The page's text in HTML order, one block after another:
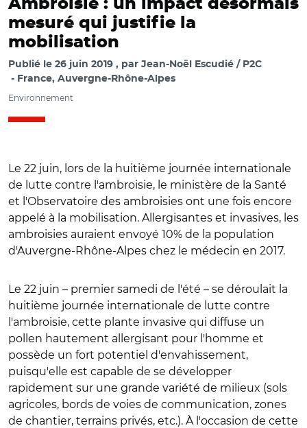
Ambroisie : un impact désormais
mesuré qui justifie la
mobilisation
Publié le 26 juin 2019 par Jean-Noël Escudié / P2C
France, Auvergne-Rhône-Alpes
Environnement
Le 22 juin, lors de la huitième journée internationale
de lutte contre l'ambroisie, le ministère de la Santé
et l'Observatoire des ambroisies ont une fois encore
appelé à la mobilisation. Allergisantes et invasives, les
ambroisies auraient envoyé 10% de la population
d'Auvergne-Rhône-Alpes chez le médecin en 2017.
Le 22 juin – premier samedi de l'été – se déroulait la
huitième journée internationale de lutte contre
l'ambroisie, cette plante invasive qui diffuse un
pollen hautement allergisant pour l'homme et
possède un fort potentiel d'envahissement,
puisqu'elle est capable de se développer
rapidement sur une grande variété de milieux (sols
agricoles, bords de voies de communication, zones
de chantier, terrains privés, etc.). À l'occasion de cette